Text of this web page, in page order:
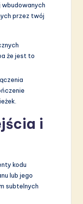
wbudowanych
przez twój
że jest to
i
kodu
lub jego
subtelnych